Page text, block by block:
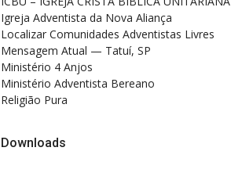
Igreja Adventista da Nova Aliança
Localizar Comunidades Adventistas Livres
Mensagem Atual — Tatuí, SP
Ministério 4 Anjos
Ministério Adventista Bereano
Religião Pura
Downloads